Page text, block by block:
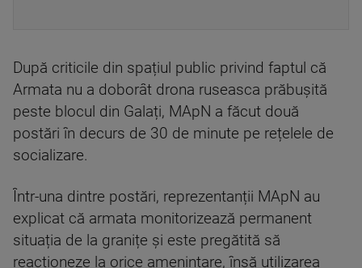
După criticile din spațiul public privind faptul că
Armata nu a doborât drona ruseasca prăbușită
peste blocul din Galați, MApN a făcut două
postări în decurs de 30 de minute pe rețelele de
socializare.
Într-una dintre postări, reprezentanții MApN au
explicat că armata monitorizează permanent
situația de la granițe și este pregătită să
reacționeze la orice amenințare, însă utilizarea